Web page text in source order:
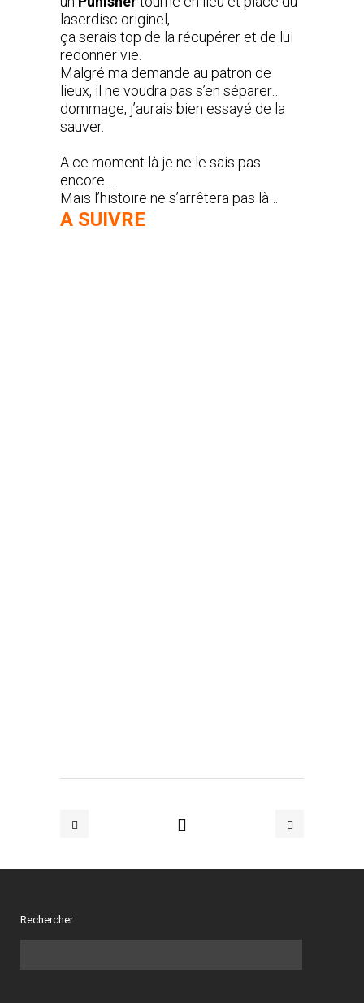
laserdisc originel,
ça serais top de la récupérer et de lui
redonner vie.
Malgré ma demande au patron de
lieux, il ne voudra pas s’en séparer…
dommage, j’aurais bien essayé de la
sauver.
A ce moment là je ne le sais pas
encore…
Mais l’histoire ne s’arrêtera pas là…
A SUIVRE
Rechercher